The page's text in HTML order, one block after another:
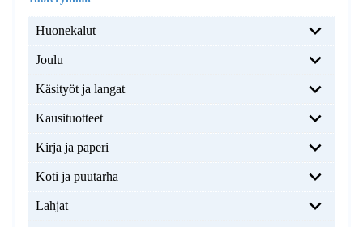
Huonekalut
Joulu
Käsityöt ja langat
Kausituotteet
Kirja ja paperi
Koti ja puutarha
Lahjat